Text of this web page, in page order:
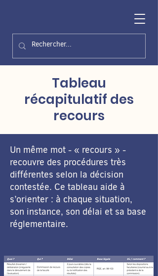
Tableau
récapitulatif des
recours
Un même mot - « recours » -
recouvre des procédures très
différentes selon la décision
contestée. Ce tableau aide à
s’orienter : à chaque situation,
son instance, son délai et sa base
réglementaire.